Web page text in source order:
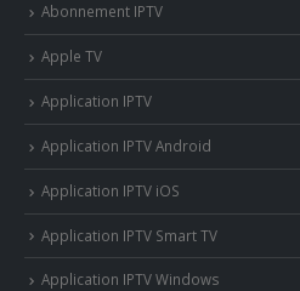
Abonnement IPTV
Apple TV
Application IPTV
Application IPTV Android
Application IPTV iOS
Application IPTV Smart TV
Application IPTV Windows